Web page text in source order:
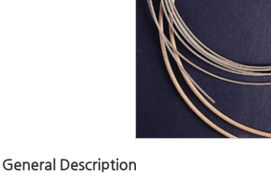
General Description